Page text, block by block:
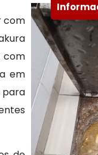
com
com
em
para